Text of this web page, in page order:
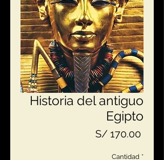
Historia del antiguo
Egipto
S/ 170.00Precio
Cantidad *